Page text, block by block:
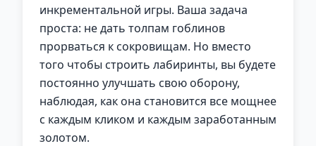
инкрементальной игры. Ваша задача
проста: не дать толпам гоблинов
прорваться к сокровищам. Но вместо
того чтобы строить лабиринты, вы будете
постоянно улучшать свою оборону,
наблюдая, как она становится все мощнее
с каждым кликом и каждым заработанным
золотом.